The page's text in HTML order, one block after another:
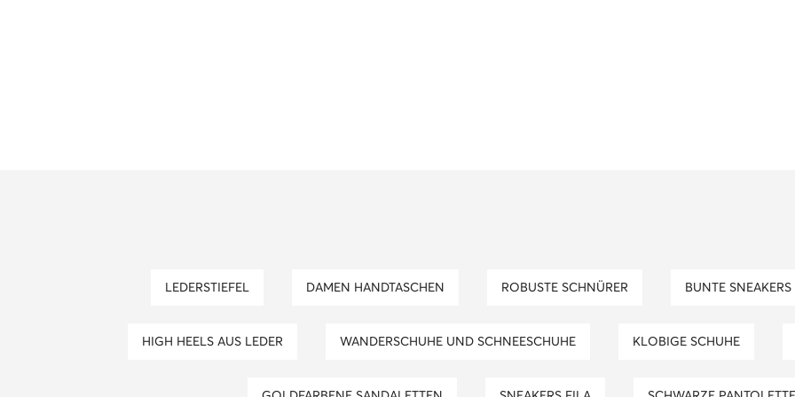
LEDERSTIEFEL DAMEN HANDTASCHEN ROBUSTE SCHNÜRER BUNTE SNEAKERS
HIGH HEELS AUS LEDER WANDERSCHUHE UND SCHNEESCHUHE KLOBIGE SCHUHE